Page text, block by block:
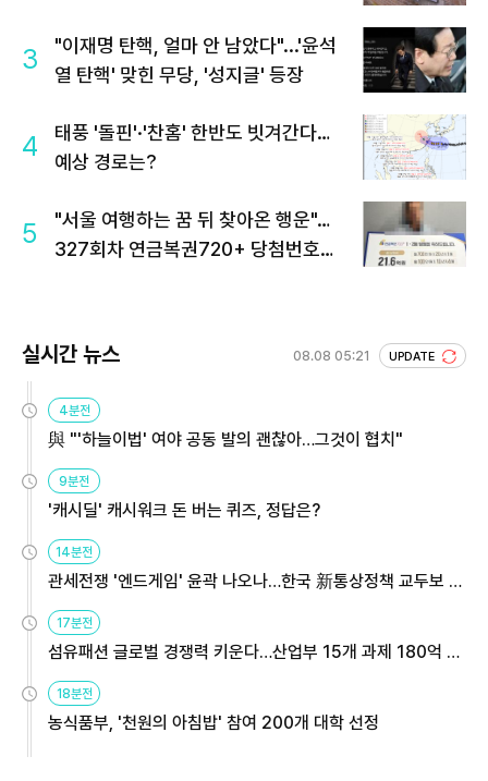
3
"이재명 탄핵, 얼마 안 남았다"...'윤석
열 탄핵' 맞힌 무당, '성지글' 등장
4
태풍 '돌핀'·'찬홈' 한반도 빗겨간다…
예상 경로는?
5
"서울 여행하는 꿈 뒤 찾아온 행운"…
327회차 연금복권720+ 당첨번호조
실시간 뉴스 08.08 05:21 UPDATE
4분전
與 "'하늘이법' 여야 공동 발의 괜찮아…그것이 협치"
9분전
'캐시딜' 캐시워크 돈 버는 퀴즈, 정답은?
14분전
관세전쟁 '엔드게임' 윤곽 나오나…한국 新통상정책 교두보 활
용해야
17분전
섬유패션 글로벌 경쟁력 키운다…산업부 15개 과제 180억 지
원
18분전
농식품부, '천원의 아침밥' 참여 200개 대학 선정